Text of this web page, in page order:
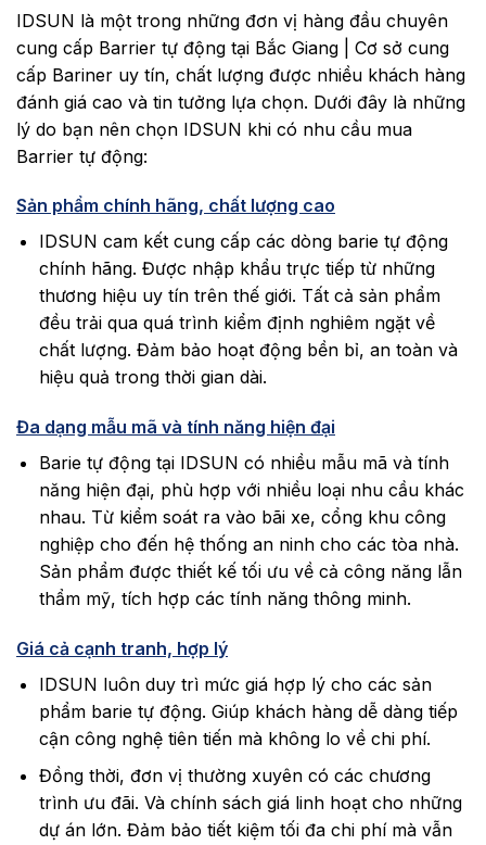
IDSUN là một trong những đơn vị hàng đầu chuyên
cung cấp Barrier tự động tại Bắc Giang | Cơ sở cung
cấp Bariner uy tín, chất lượng được nhiều khách hàng
đánh giá cao và tin tưởng lựa chọn. Dưới đây là những
lý do bạn nên chọn IDSUN khi có nhu cầu mua
Barrier tự động:
Sản phẩm chính hãng, chất lượng cao
IDSUN cam kết cung cấp các dòng barie tự động
chính hãng. Được nhập khẩu trực tiếp từ những
thương hiệu uy tín trên thế giới. Tất cả sản phẩm
đều trải qua quá trình kiểm định nghiêm ngặt về
chất lượng. Đảm bảo hoạt động bền bỉ, an toàn và
hiệu quả trong thời gian dài.
Đa dạng mẫu mã và tính năng hiện đại
Barie tự động tại IDSUN có nhiều mẫu mã và tính
năng hiện đại, phù hợp với nhiều loại nhu cầu khác
nhau. Từ kiểm soát ra vào bãi xe, cổng khu công
nghiệp cho đến hệ thống an ninh cho các tòa nhà.
Sản phẩm được thiết kế tối ưu về cả công năng lẫn
thẩm mỹ, tích hợp các tính năng thông minh.
Giá cả cạnh tranh, hợp lý
IDSUN luôn duy trì mức giá hợp lý cho các sản
phẩm barie tự động. Giúp khách hàng dễ dàng tiếp
cận công nghệ tiên tiến mà không lo về chi phí.
Đồng thời, đơn vị thường xuyên có các chương
trình ưu đãi. Và chính sách giá linh hoạt cho những
dự án lớn. Đảm bảo tiết kiệm tối đa chi phí mà vẫn